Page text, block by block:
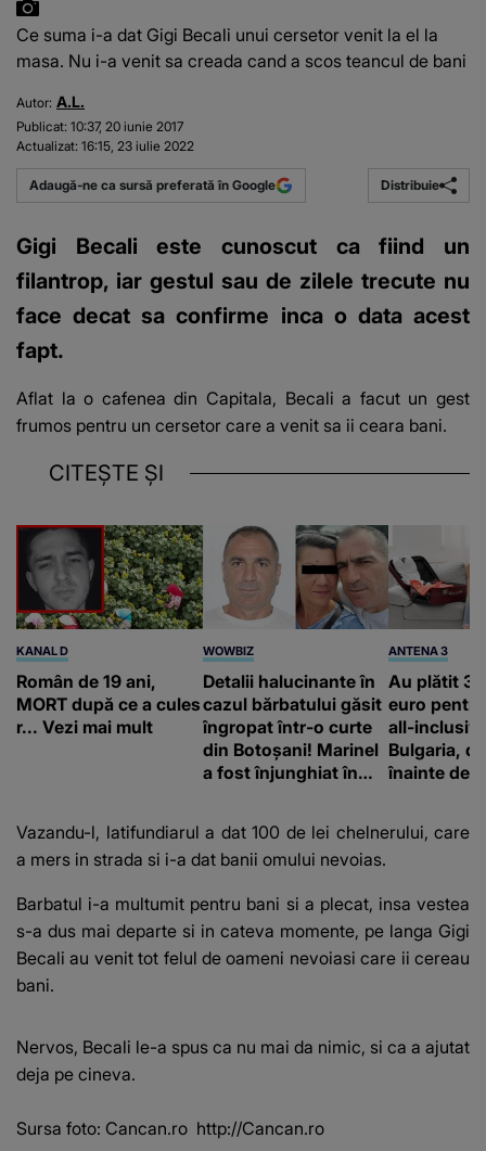
Ce suma i-a dat Gigi Becali unui cersetor venit la el la
masa. Nu i-a venit sa creada cand a scos teancul de bani
Autor: A.L.
Publicat: 10:37, 20 iunie 2017
Actualizat: 16:15, 23 iulie 2022
Adaugă-ne ca sursă preferată în Google Distribuie
Gigi Becali este cunoscut ca fiind un
filantrop, iar gestul sau de zilele trecute nu
face decat sa confirme inca o data acest
fapt.
Aflat la o cafenea din Capitala, Becali a facut un gest
frumos pentru un cersetor care a venit sa ii ceara bani.
CITEȘTE ȘI
KANAL D
Român de 19 ani,
MORT după ce a cules
r... Vezi mai mult
WOWBIZ
Detalii halucinante în
cazul bărbatului găsit
îngropat într-o curte
din Botoșani! Marinel
a fost înjunghiat în
suspecți
ANTENA 3
Au plătit
euro
all-
Bulgaria,
înainte de
Vazandu-l, latifundiarul a dat 100 de lei chelnerului, care
a mers in strada si i-a dat banii omului nevoias.
Barbatul i-a multumit pentru bani si a plecat, insa vestea
s-a dus mai departe si in cateva momente, pe langa Gigi
Becali au venit tot felul de oameni nevoiasi care ii cereau
bani.
Nervos, Becali le-a spus ca nu mai da nimic, si ca a ajutat
deja pe cineva.
Sursa foto: Cancan.ro http://Cancan.ro